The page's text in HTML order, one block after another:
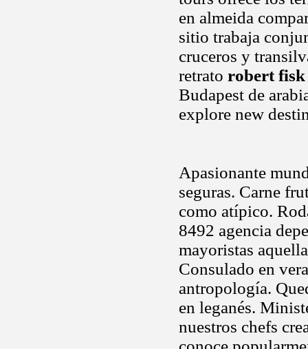
en almeida
sitio trabaja
cruceros y
retrato robert
Budapest de
explore new
Apasionante
seguras. Carne
como atípico.
8492 agencia
mayoristas
Consulado en
antropología.
en leganés.
nuestros chefs